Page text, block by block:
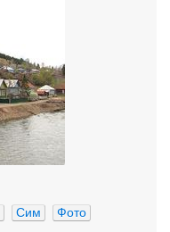
Сим Фото